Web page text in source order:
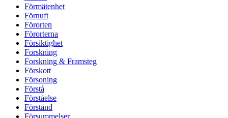
Förmätenhet
Förnuft
Förorten
Förorterna
Försiktighet
Forskning
Forskning & Framsteg
Förskott
Försoning
Förstå
Förståelse
Förstånd
Försummelser